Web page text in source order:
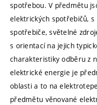
spotřebou. V předmětu
elektrických spotřebičů,
spotřebiče, světelné
s orientací na jejich
charakteristiky odběru z
elektrické energie je
oblasti a to na
předmětu věnované